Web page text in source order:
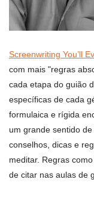
Screenwriting You’ll
com mais "regras
cada etapa do guião
específicas de cada
formulaica e rígida
um grande sentido
conselhos, dicas e
meditar. Regras
de citar nas aulas de